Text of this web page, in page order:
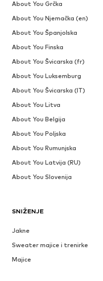
SNIŽENJE
Jakne
Sweater majice i trenirke
Majice
About You Grčka
About You Njemačka (en)
About You Španjolska
About You Finska
About You Švicarska (fr)
About You Luksemburg
About You Švicarska (IT)
About You Litva
About You Belgija
About You Poljska
About You Rumunjska
About You Latvija (RU)
About You Slovenija